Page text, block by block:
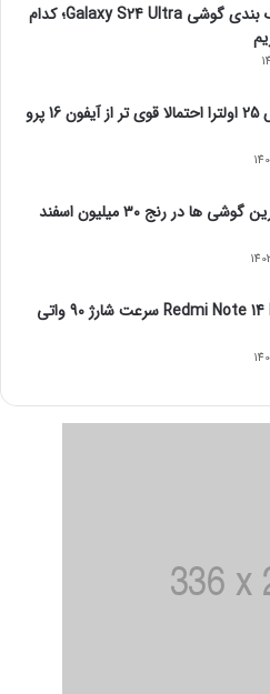
بررسی رنگ بندی گوشی Galaxy S24 Ultra؛ کدام
گلکسی اس 25 اولترا احتمالا قوی تر از آیفون 16 پرو
معرفی بهترین گوشی ها در رنج ۳۰ میلیون اسفند
گوشی Redmi Note 14 Pro سرعت شارژ 90 واتی